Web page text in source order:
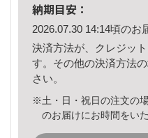
納期目安：
2026.07.30 14:14頃のお
決済方法が、クレジッ
す。その他の決済方法
さい。
※土・日・祝日の注文の
のお届けにお時間をい